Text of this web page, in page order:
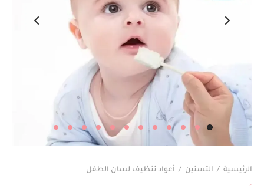
الرئيسية / التسنين / أعواد تنظيف لسان الطفل